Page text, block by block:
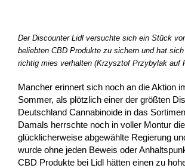
Der Discounter Lidl versuchte sich ein Stück
beliebten CBD Produkte zu sichern und hat
richtig mies verhalten (Krzysztof Przybylak auf
Mancher erinnert sich noch an die Aktion
Sommer, als plötzlich einer der größten
Deutschland Cannabinoide in das
Damals herrschte noch in voller Montur
glücklicherweise abgewählte Regierung
wurde ohne jeden Beweis oder
CBD Produkte bei Lidl hätten einen zu